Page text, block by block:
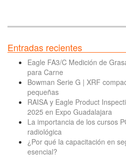
Entradas recientes
Eagle FA3/C Medición de
para Carne
Bowman Serie G | XRF
pequeñas
RAISA y Eagle Product
2025 en Expo Guadalajara
La importancia de los cursos
radiológica
¿Por qué la capacitación en
esencial?